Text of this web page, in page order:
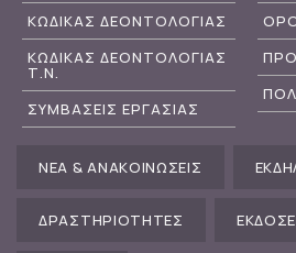
ΚΩΔΙΚΑΣ ΔΕΟΝΤΟΛΟΓΙΑΣ
ΚΩΔΙΚΑΣ ΔΕΟΝΤΟΛΟΓΙΑΣ
Τ.Ν.
ΣΥΜΒΑΣΕΙΣ ΕΡΓΑΣΙΑΣ
ΝΕΑ & ΑΝΑΚΟΙΝΩΣΕΙΣ
ΔΡΑΣΤΗΡΙΟΤΗΤΕΣ